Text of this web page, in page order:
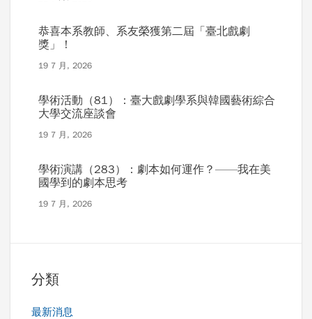
恭喜本系教師、系友榮獲第二屆「臺北戲劇
獎」！
19 7 月, 2026
學術活動（81）：臺大戲劇學系與韓國藝術綜合
大學交流座談會
19 7 月, 2026
學術演講（283）：劇本如何運作？——我在美
國學到的劇本思考
19 7 月, 2026
分類
最新消息